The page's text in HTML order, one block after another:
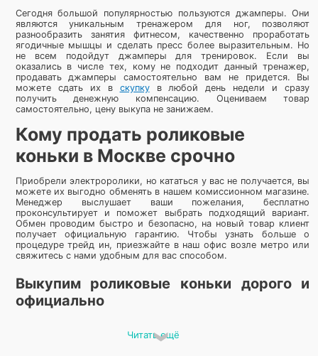
Сегодня большой популярностью пользуются джамперы. Они
являются уникальным тренажером для ног, позволяют
разнообразить занятия фитнесом, качественно проработать
ягодичные мышцы и сделать пресс более выразительным. Но
не всем подойдут джамперы для тренировок. Если вы
оказались в числе тех, кому не подходит данный тренажер,
продавать джамперы самостоятельно вам не придется. Вы
можете сдать их в скупкув любой день недели и сразу
получить денежную компенсацию. Оцениваем товар
самостоятельно, цену выкупа не занижаем.
Кому продать роликовые
коньки в Москве срочно
Приобрели электроролики, но кататься у вас не получается, вы
можете их выгодно обменять в нашем комиссионном магазине.
Менеджер выслушает ваши пожелания, бесплатно
проконсультирует и поможет выбрать подходящий вариант.
Обмен проводим быстро и безопасно, на новый товар клиент
получает официальную гарантию. Чтобы узнать больше о
процедуре трейд ин, приезжайте в наш офис возле метро или
свяжитесь с нами удобным для вас способом.
Выкупим роликовые коньки дорого и
официально
сложно, но не всегда это необходимо. Если вам нужна
Читать ещё